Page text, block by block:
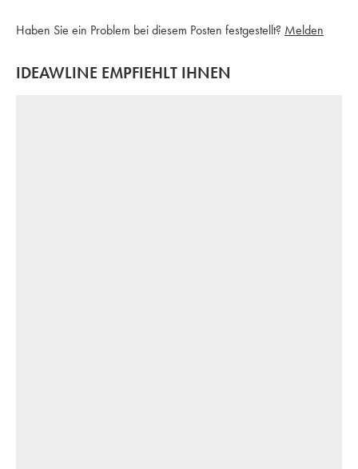
Haben Sie ein Problem bei diesem Posten festgestellt? Melden
IDEAWLINE EMPFIEHLT IHNEN